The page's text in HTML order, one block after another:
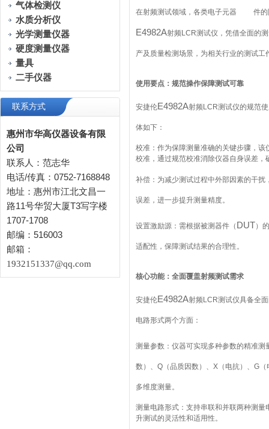
气体检测仪
水质分析仪
光学测量仪器
硬度测量仪器
量具
二手仪器
联系方式
惠州市华高仪器设备有限
公司
联系人：范志华
电话/传真：0752-7168848
地址：惠州市江北文昌一
路11号华贸大厦T3写字楼
1707-1708
邮编：516003
邮箱：
1932151337@qq.com
在射频测试领域，各类电子元器 件
E4982A射频LCR测试仪，凭借全面的
产及质量检测场景，为相关行业的测试工
使用要点：规范操作保障测试可靠
安捷伦E4982A射频LCR测试仪的规范
体如下：
校准：作为保障测量准确的关键步骤，
校准，通过规范校准消除仪器自身误差，
补偿：为减少测试过程中外部因素的干
误差，进一步提升测量精度。
设置激励源：需根据被测器件（ DUT）
适配性，保障测试结果的合理性。
核心功能：全面覆盖射频测试需求
安捷伦E4982A射频LCR测试仪具备全
电路形式两个方面：
测量参数：仪器可实现多种参数的精准测
数）、 Q （品质因数）、 X （电抗）、 G
多维度测量。
测量电路形式：支持串联和并联两种测
升测试的灵活性和适用性。